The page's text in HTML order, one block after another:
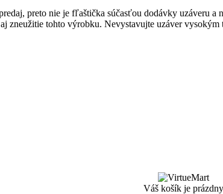
preto nie je fľaštička súčasťou dodávky uzáveru a
zneužitie tohto výrobku. Nevystavujte uzáver
Váš košík je prázdny